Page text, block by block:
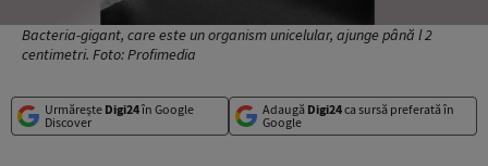
Bacteria-gigant, care este un organism unicelular, ajunge până l 2
centimetri. Foto: Profimedia
Urmărește Digi24în Google
Discover
Adaugă Digi24ca sursă preferată în
Google